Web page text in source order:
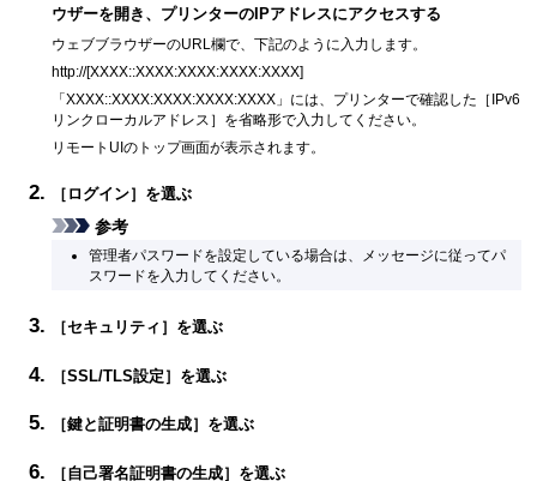
ウザーを開き、プリンターのIPアドレスにアクセスする
ウェブブラウザーのURL欄で、下記のように入力します。
http://[XXXX::XXXX:XXXX:XXXX:XXXX]
「XXXX::XXXX:XXXX:XXXX:XXXX」には、プリンターで確認した［ IPv6
リンクローカルアドレス ］を省略形で入力してください。
リモートUIのトップ画面が表示されます。
［ ログイン］を選ぶ
参考
管理者パスワードを設定している場合は、メッセージに従ってパ
スワードを入力してください。
［セキュリティ ］を選ぶ
［SSL/TLS設定 ］を選ぶ
［鍵と証明書の生成］を選ぶ
［自己署名証明書の生成］を選ぶ